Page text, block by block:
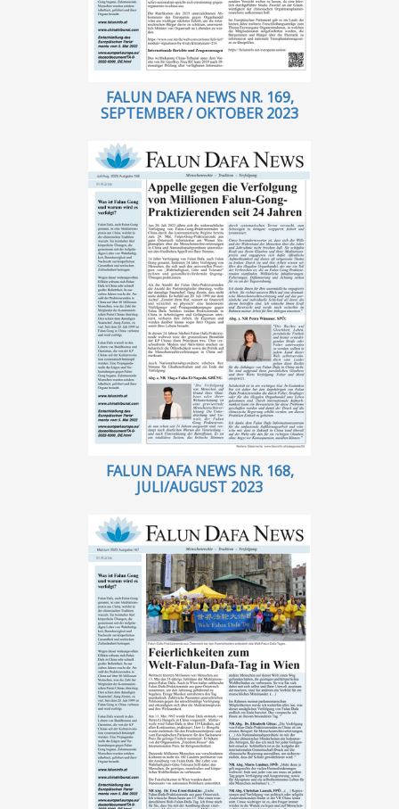
FALUN DAFA NEWS NR. 169,
SEPTEMBER / OKTOBER 2023
FALUN DAFA NEWS NR. 168,
JULI/AUGUST 2023